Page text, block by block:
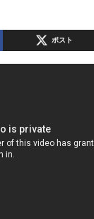
ポスト